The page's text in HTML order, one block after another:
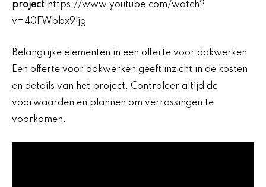
project!https://www.youtube.com/watch?
v=40FWbbx9ljg
Belangrijke elementen in een offerte voor dakwerken
Een offerte voor dakwerken geeft inzicht in de kosten
en details van het project. Controleer altijd de
voorwaarden en plannen om verrassingen te
voorkomen.